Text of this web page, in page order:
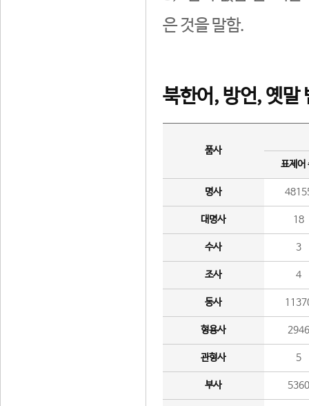
은 것을 말함.
북한어, 방언, 옛말
품사
표제어
명사
대명사 18
수사 3
조사 4
동사
형용사 2946
관형사 5
부사 5360